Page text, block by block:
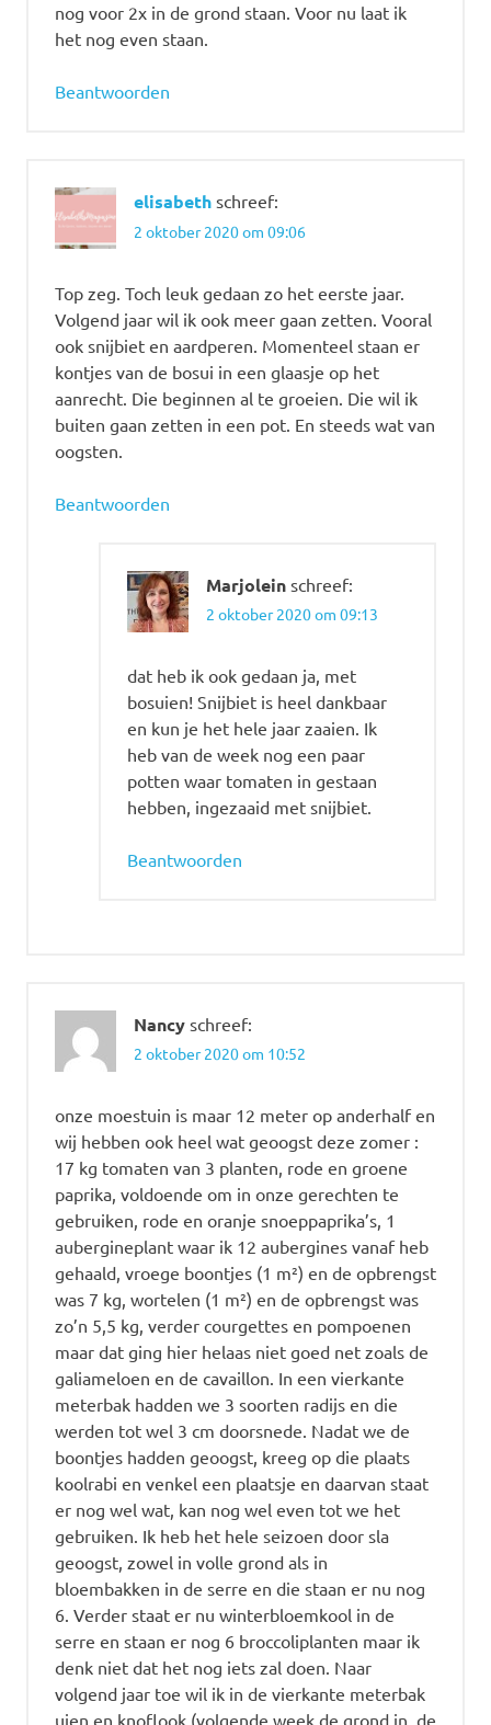
nog voor 2x in de grond staan. Voor nu laat ik
het nog even staan.
Beantwoorden
elisabeth schreef:
2 oktober 2020 om 09:06
Top zeg. Toch leuk gedaan zo het eerste jaar.
Volgend jaar wil ik ook meer gaan zetten. Vooral
ook snijbiet en aardperen. Momenteel staan er
kontjes van de bosui in een glaasje op het
aanrecht. Die beginnen al te groeien. Die wil ik
buiten gaan zetten in een pot. En steeds wat van
oogsten.
Beantwoorden
Marjolein schreef:
2 oktober 2020 om 09:13
dat heb ik ook gedaan ja, met
bosuien! Snijbiet is heel dankbaar
en kun je het hele jaar zaaien. Ik
heb van de week nog een paar
potten waar tomaten in gestaan
hebben, ingezaaid met snijbiet.
Beantwoorden
Nancy schreef:
2 oktober 2020 om 10:52
onze moestuin is maar 12 meter op anderhalf en
wij hebben ook heel wat geoogst deze zomer :
17 kg tomaten van 3 planten, rode en groene
paprika, voldoende om in onze gerechten te
gebruiken, rode en oranje snoeppaprika’s, 1
aubergineplant waar ik 12 aubergines vanaf heb
gehaald, vroege boontjes (1 m²) en de opbrengst
was 7 kg, wortelen (1 m²) en de opbrengst was
zo’n 5,5 kg, verder courgettes en pompoenen
maar dat ging hier helaas niet goed net zoals de
galiameloen en de cavaillon. In een vierkante
meterbak hadden we 3 soorten radijs en die
werden tot wel 3 cm doorsnede. Nadat we de
boontjes hadden geoogst, kreeg op die plaats
koolrabi en venkel een plaatsje en daarvan staat
er nog wel wat, kan nog wel even tot we het
gebruiken. Ik heb het hele seizoen door sla
geoogst, zowel in volle grond als in
bloembakken in de serre en die staan er nu nog
6. Verder staat er nu winterbloemkool in de
serre en staan er nog 6 broccoliplanten maar ik
denk niet dat het nog iets zal doen. Naar
volgend jaar toe wil ik in de vierkante meterbak
uien en knoflook (volgende week de grond in, de